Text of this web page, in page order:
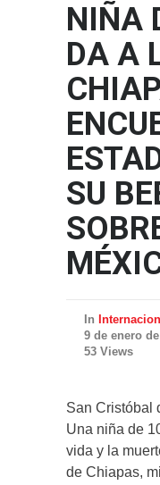
NIÑA
DA A
SU
In
9 de enero
53 Views
San Cristóbal
Una niña de
vida y la
de Chiapas,